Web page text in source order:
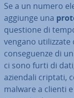
Se a un numero
aggiunge una
questione di
vengano uti­liz­za­te
con­se­guen­ze di
ci sono furti di
aziendali criptati,
malware a clienti